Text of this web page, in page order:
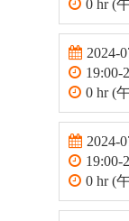
0 hr (
2024-
19:00-
0 hr (
2024-
19:00-
0 hr (